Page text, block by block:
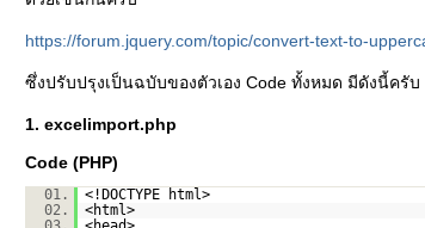
https://forum.jquery.com/topic/convert-text-to-
ซึ่งปรับปรุงเป็นฉบับของตัวเอง Code ทั้งหมด มีดังนี้ครับ
1. excelimport.php
Code (PHP)
01.
<!DOCTYPE html>
02.
<html>